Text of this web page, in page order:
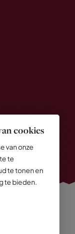
cookies
van onze
te
te tonen en
te bieden.